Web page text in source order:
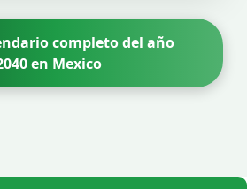
completo del año
en Mexico